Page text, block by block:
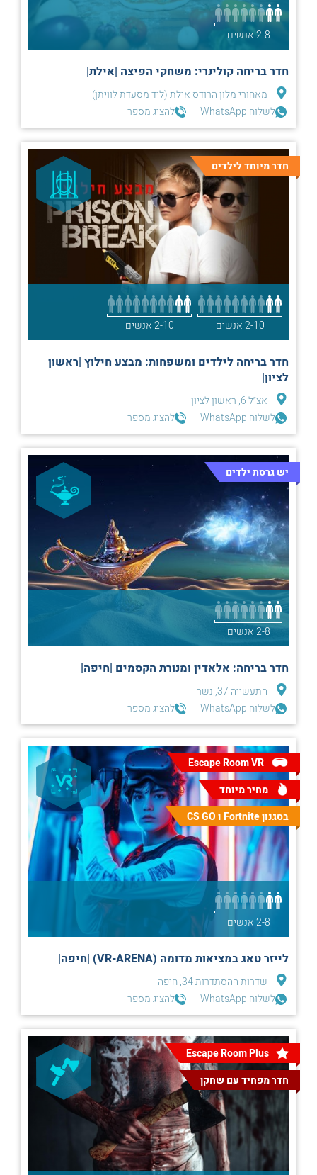
2-8 אנשים
חדר בריחה קולינרי: משחקי הפיצה |אילת|
מאחורי מלון הרודס אילת (ליד מסעדת לוויתן)
לשלוח WhatsApp
להציג מספר
חדר מיוחד לילדים
2-10 אנשים 2-10 אנשים
חדר בריחה לילדים ומשפחות: מבצע חילוץ |ראשון
לציון|
אצ״ל 6, ראשון לציון
לשלוח WhatsApp
להציג מספר
יש גרסת ילדים
2-8 אנשים
חדר בריחה: אלאדין ומנורת הקסמים |חיפה|
התעשייה 37, נשר
לשלוח WhatsApp
להציג מספר
Escape Room VR
מחיר מיוחד
בסגנון Fortnite ו CS GO
2-8 אנשים
לייזר טאג במציאות מדומה (VR-ARENA) |חיפה|
שדרות ההסתדרות 34, חיפה
לשלוח WhatsApp
להציג מספר
Escape Room Plus
חדר מפחיד עם שחקן